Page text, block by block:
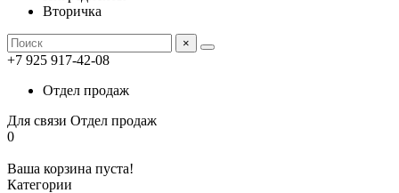
Вторичка
×
+7 925 917-42-08
Отдел продаж
Для связи Отдел продаж
0
Ваша корзина пуста!
Категории